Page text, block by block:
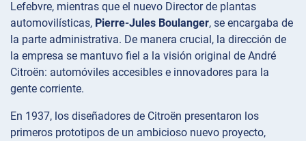
Lefebvre, mientras que el nuevo Director de plantas
automovilísticas, Pierre-Jules Boulanger, se encargaba de
la parte administrativa. De manera crucial, la dirección de
la empresa se mantuvo fiel a la visión original de André
Citroën: automóviles accesibles e innovadores para la
gente corriente.
En 1937, los diseñadores de Citroën presentaron los
primeros prototipos de un ambicioso nuevo proyecto,